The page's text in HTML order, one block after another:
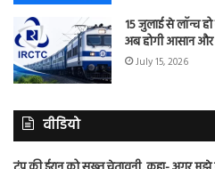
15 जुलाई से लॉन्च
अब होगी आसान
July 15, 2026
वीडियो